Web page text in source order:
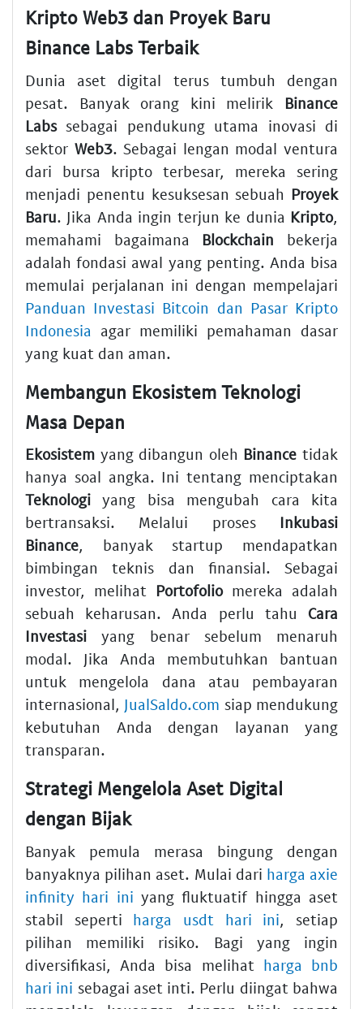
Kripto Web3 dan Proyek Baru
Binance Labs Terbaik
Dunia aset digital terus tumbuh dengan
pesat. Banyak orang kini melirik Binance
Labssebagai pendukung utama inovasi di
sektor Web3. Sebagai lengan modal ventura
dari bursa kripto terbesar, mereka sering
menjadi penentu kesuksesan sebuah Proyek
Baru. Jika Anda ingin terjun ke dunia Kripto,
memahami bagaimana Blockchain bekerja
adalah fondasi awal yang penting. Anda bisa
memulai perjalanan ini dengan mempelajari
Panduan Investasi Bitcoin dan Pasar Kripto
Indonesia agar memiliki pemahaman dasar
yang kuat dan aman.
Membangun Ekosistem Teknologi
Masa Depan
Ekosistem yang dibangun oleh Binance tidak
hanya soal angka. Ini tentang menciptakan
Teknologi yang bisa mengubah cara kita
bertransaksi. Melalui proses Inkubasi
Binance, banyak startup mendapatkan
bimbingan teknis dan finansial. Sebagai
investor, melihat Portofoliomereka adalah
sebuah keharusan. Anda perlu tahu Cara
Investasi yang benar sebelum menaruh
modal. Jika Anda membutuhkan bantuan
untuk mengelola dana atau pembayaran
internasional, JualSaldo.com siap mendukung
kebutuhan Anda dengan layanan yang
transparan.
Strategi Mengelola Aset Digital
dengan Bijak
Banyak pemula merasa bingung dengan
banyaknya pilihan aset. Mulai dari harga axie
infinity hari ini yang fluktuatif hingga aset
stabil seperti harga usdt hari ini, setiap
pilihan memiliki risiko. Bagi yang ingin
diversifikasi, Anda bisa melihat harga bnb
hari ini sebagai aset inti. Perlu diingat bahwa